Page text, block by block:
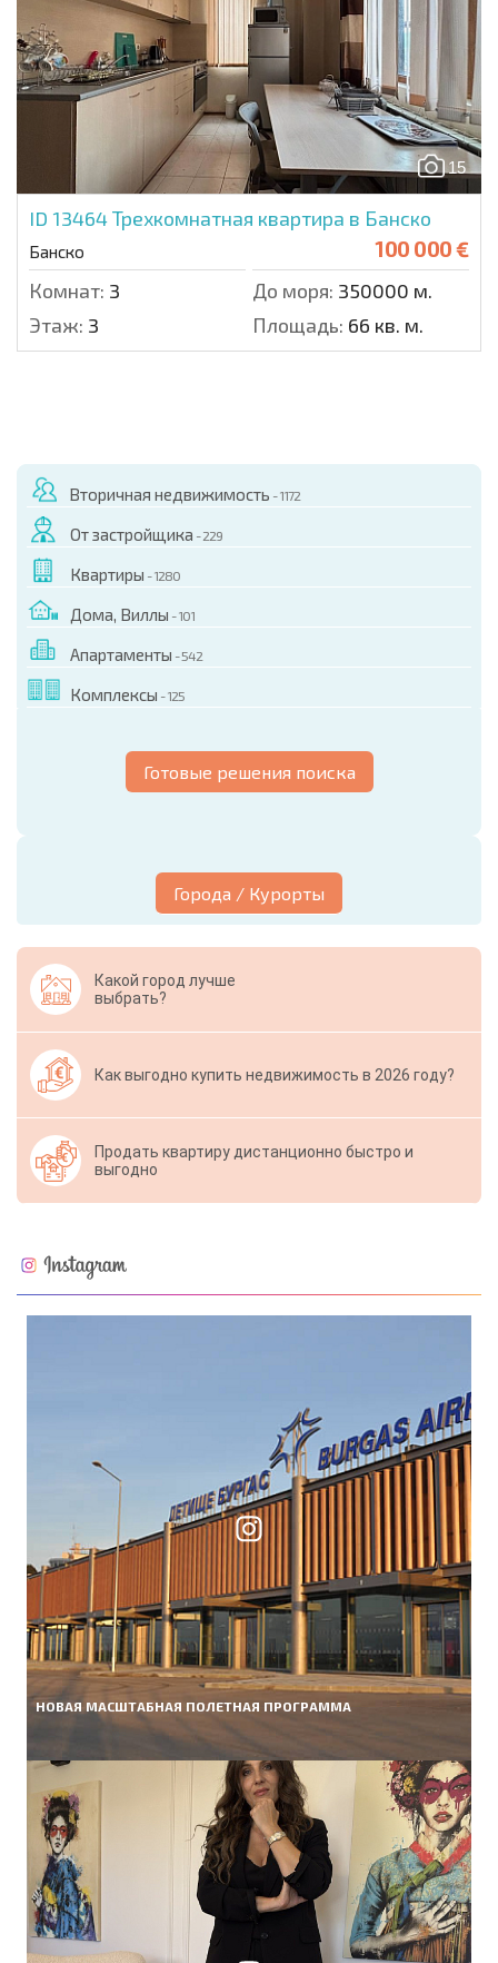
15
ID 13464Трехкомнатная квартира в Банско
Банско 100 000 €
Комнат: 3 До моря: 350000 м.
Этаж: 3 Площадь: 66 кв. м.
Вторичная недвижимость - 1172
От застройщика - 229
Квартиры - 1280
Дома, Виллы - 101
Апартаменты - 542
Комплексы - 125
Готовые решения поиска
Города / Курорты
Какой город лучше
выбрать?
Как выгодно купить недвижимость в 2026 году?
Продать квартиру дистанционно быстро и
выгодно
НОВАЯ МАСШТАБНАЯ ПОЛЕТНАЯ ПРОГРАММА